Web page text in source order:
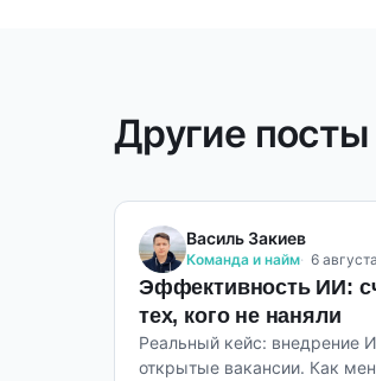
Другие
Василь Закиев
Команда и найм 6
Эффективность ИИ:
тех, кого не наняли
Реальный кейс: внедрение
открытые вакансии. Как